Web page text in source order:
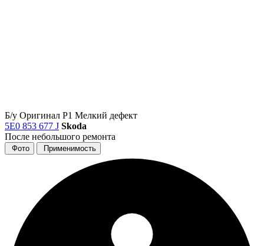
Б/у Оригинал Р1 Мелкий дефект
5E0 853 677 J Skoda
После небольшого ремонта
Фото Применимость